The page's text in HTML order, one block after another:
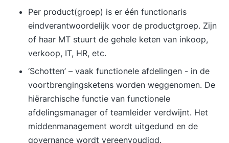
hoe je verspillingen wegneemt met LEAN Je leert
hoe je een proces inricht dat tegen de laagste
kosten en de hoogste kwaliteit presteert Je leert
hoe je grondoorzaken voor problemen vindt en
wegneemt Je leert de geheimen van het Toyota
Productie Systeem en LEAN Management Je
leert hoe je inspeelt op veranderingen zonder dat
het proces eronder leidt Je leert projectmatig
problemen op te pakken en op te lossen met
resultaat De opleiding is inclusief alle faciliteiten:
Per product(groep) is er één functionaris
eindverantwoordelijk voor de productgroep. Zijn
of haar MT stuurt de gehele keten van inkoop,
verkoop, IT, HR, etc.
‘Schotten’ – vaak functionele afdelingen - in de
voortbrengingsketens worden weggenomen. De
hiërarchische functie van functionele
afdelingsmanager of teamleider verdwijnt. Het
middenmanagement wordt uitgedund en de
governance wordt vereenvoudigd.